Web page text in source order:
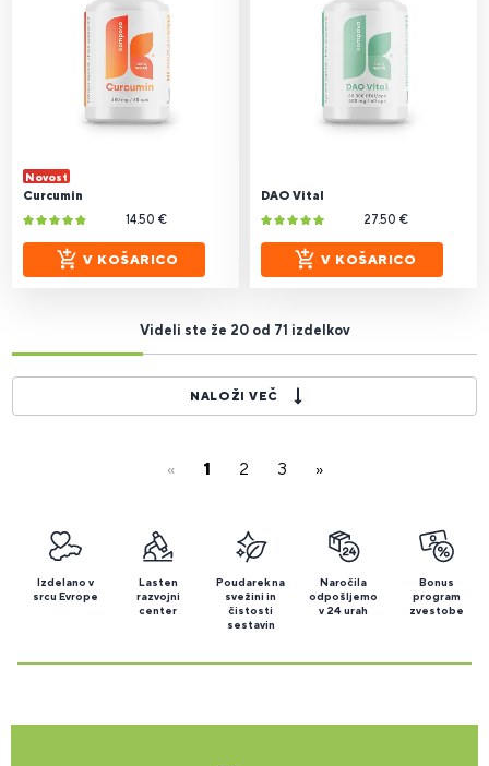
Novost
Curcumin
14.50 €
V KOŠARICO
DAO Vital
27.50 €
V KOŠARICO
Videli ste že 20 od 71 izdelkov
NALOŽI VEČ
« 1 2 3 »
Izdelano v
srcu Evrope
Lasten
razvojni
center
Poudarek na
svežini in
čistosti
sestavin
Naročila
odpošljemo
v 24 urah
Bonus
program
zvestobe